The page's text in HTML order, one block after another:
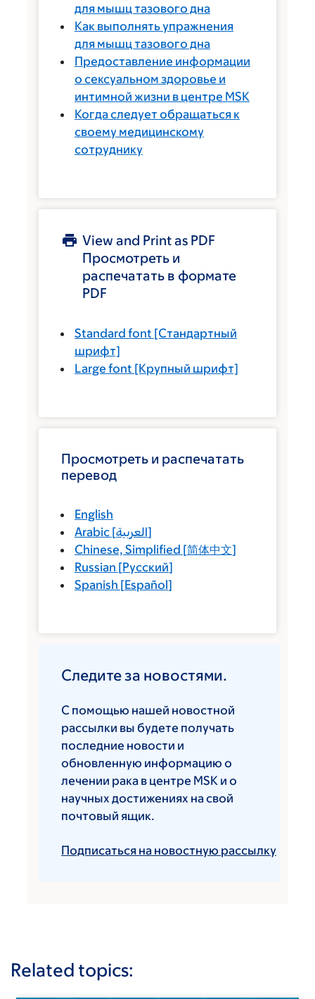
для мышц тазового дна
Как выполнять упражнения
для мышц тазового дна
Предоставление информации
о сексуальном здоровье и
интимной жизни в центре MSK
Когда следует обращаться к
своему медицинскому
сотруднику
View and Print as PDF
Просмотреть и
распечатать в формате
PDF
Standard font [Стандартный
шрифт]
Large font [Крупный шрифт]
Просмотреть и распечатать
перевод
English
Arabic [العربية]
Chinese, Simplified [简体中文]
Russian [Русский]
Spanish [Español]
Следите за новостями.
С помощью нашей новостной
рассылки вы будете получать
последние новости и
обновленную информацию о
лечении рака в центре MSK и о
научных достижениях на свой
почтовый ящик.
Подписаться на новостную рассылку
Related topics: